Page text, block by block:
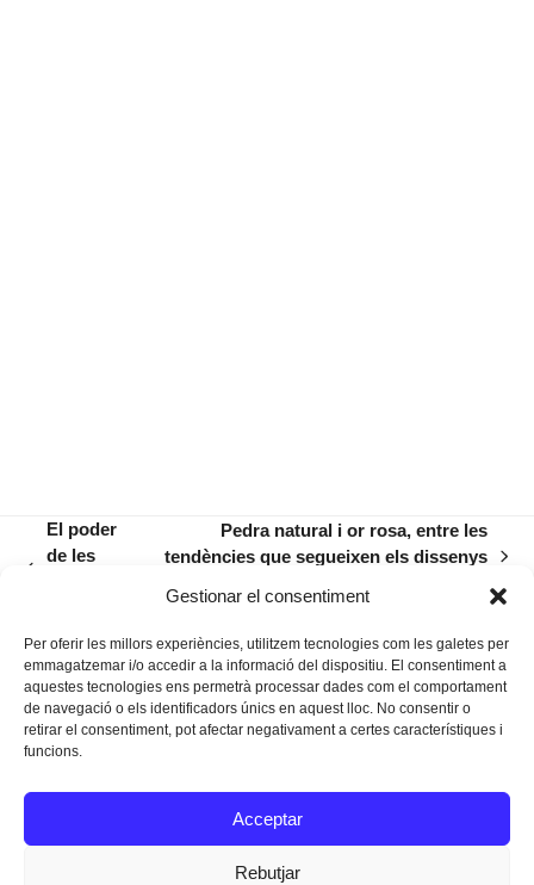
Gestionar el consentiment
Per oferir les millors experiències, utilitzem tecnologies com les galetes per
emmagatzemar i/o accedir a la informació del dispositiu. El consentiment a
aquestes tecnologies ens permetrà processar dades com el comportament
de navegació o els identificadors únics en aquest lloc. No consentir o
retirar el consentiment, pot afectar negativament a certes característiques i
funcions.
Acceptar
Rebutjar
El poder
de les
next
post:
Pedra natural i or rosa, entre les
tendències que segueixen els dissenys
Instagram
Facebook
Twitter
Texts Legals